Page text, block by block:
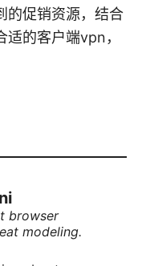
的促销资源，结合
的客户端vpn，
browser
modeling.